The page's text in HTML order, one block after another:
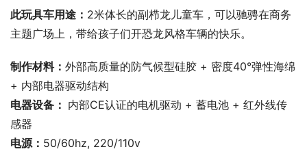
此玩具车用途： 2米体长的副栉龙儿童车，可以驰骋在商务
主题广场上，带给孩子们开恐龙风格车辆的快乐。
制作材料： 外部高质量的防气候型硅胶 + 密度40°弹性海绵
+ 内部电器驱动结构
电器设备： 内部CE认证的电机驱动 + 蓄电池 + 红外线传
感器
电源： 50/60hz, 220/110v